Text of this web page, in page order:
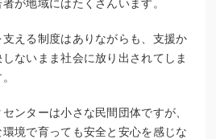
が地域にはたくさんいます。
える制度はありながらも、支援か
ないまま社会に放り出されてしま
ンターは小さな民間団体ですが、
境で育っても安全と安心を感じな